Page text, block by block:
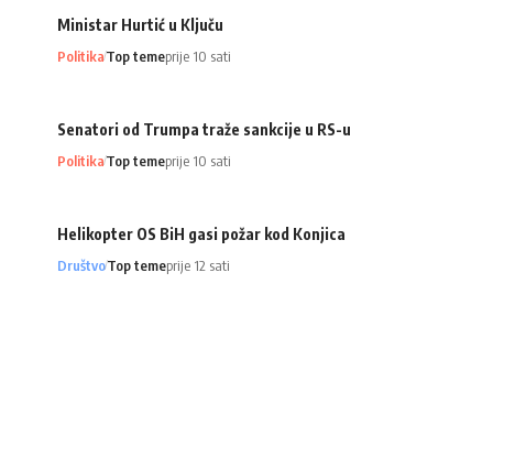
Ministar Hurtić u Ključu
PolitikaTop temeprije 10 sati
Senatori od Trumpa traže sankcije u RS-u
PolitikaTop temeprije 10 sati
Helikopter OS BiH gasi požar kod Konjica
DruštvoTop temeprije 12 sati